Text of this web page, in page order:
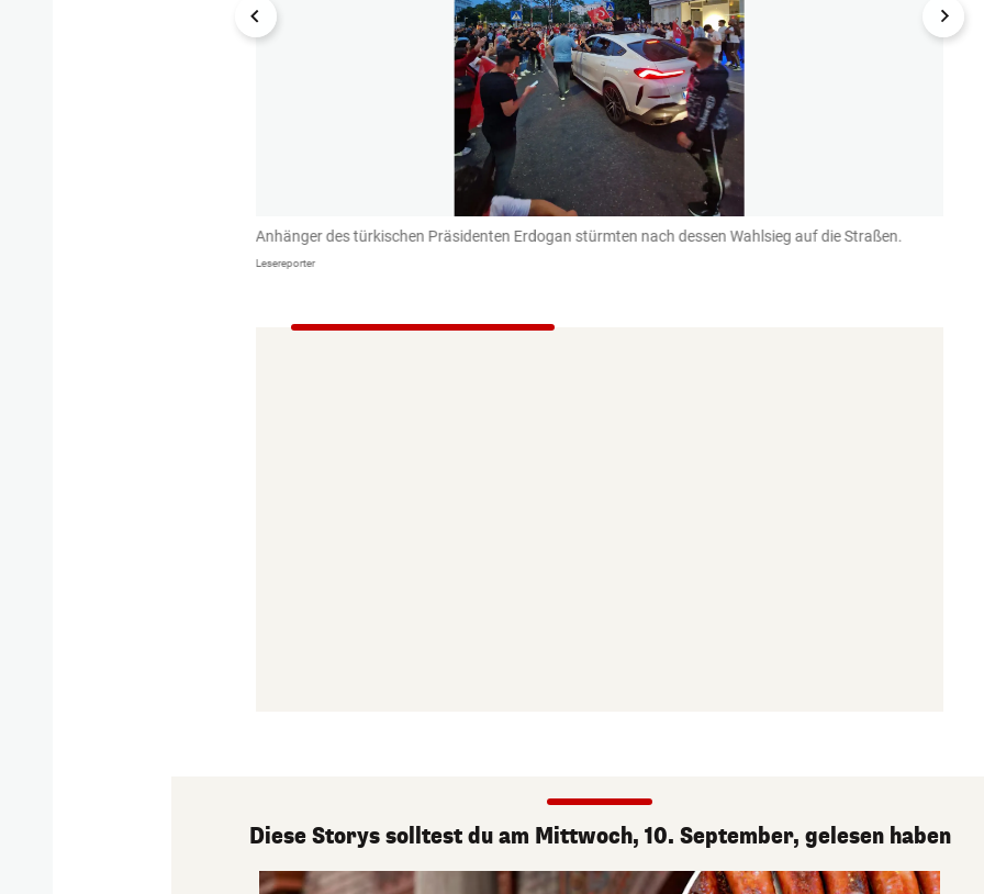
Anhänger des türkischen Präsidenten Erdogan stürmten nach dessen Wahlsieg auf die Straßen.
Lesereporter
Diese Storys solltest du am Mittwoch, 10. September, gelesen haben